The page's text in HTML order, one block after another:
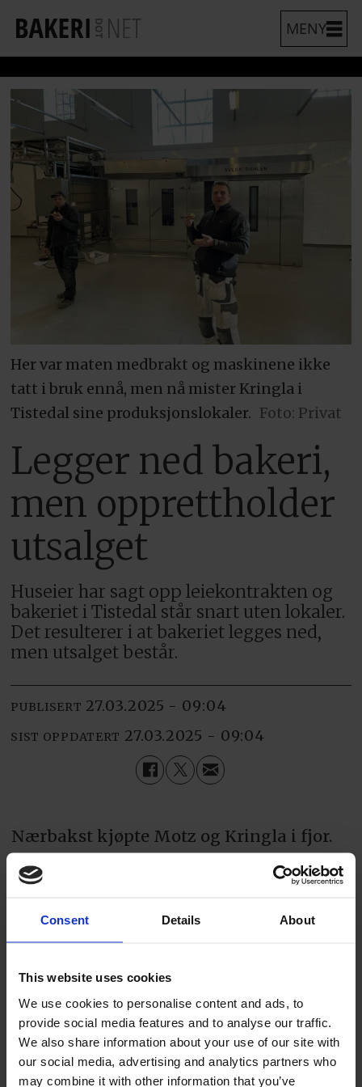
Consent Details About
This website uses cookies
We use cookies to personalise content and ads, to
provide social media features and to analyse our traffic.
We also share information about your use of our site with
our social media, advertising and analytics partners who
may combine it with other information that you’ve
Her var maten medbrakt og maskinene ikke
tatt i bruk ennå, men nå mister Kringla i
Tistedal sine produksjonslokaler. Foto: Privat
Legger ned bakeri,
men opprettholder
utsalget
Huseier har sagt opp leiekontrakten og
bakeriet i Tistedal står snart uten lokaler.
Det resulterer i at bakeriet legges ned,
men utsalget består.
PUBLISERT 27.03.2025 - 09:04
SIST OPPDATERT 27.03.2025 - 09:04
Nærbakst kjøpte Motz og Kringla i fjor.
Råde Bakeri står for den daglige driften.
Nå legges bakeriproduksjonen i Tørka i
Tistedal ned fra sommeren. Årsaken er at
bygget skal selges og at huseier har sagt
opp leiekontrakten.
– Det stemmer, vi hadde en leiekontrakt
som gårdeier har sagt opp. Men kundene
blir ikke berørt, utsalget skal fortsatt ha